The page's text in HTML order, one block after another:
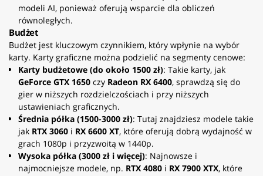
modeli AI, ponieważ oferują wsparcie dla obliczeń
równoległych.
Budżet
Budżet jest kluczowym czynnikiem, który wpłynie na wybór
karty. Karty graficzne można podzielić na segmenty cenowe:
Karty budżetowe (do około 1500 zł): Takie karty, jak
GeForce GTX 1650 czy Radeon RX 6400, sprawdzą się do
gier w niższych rozdzielczościach i przy niższych
ustawieniach graficznych.
Średnia półka (1500-3000 zł): Tutaj znajdziesz modele takie
jak RTX 3060 i RX 6600 XT, które oferują dobrą wydajność w
grach 1080p i przyzwoitą w 1440p.
Wysoka półka (3000 zł i więcej): Najnowsze i
najmocniejsze modele, np. RTX 4080 i RX 7900 XTX, które